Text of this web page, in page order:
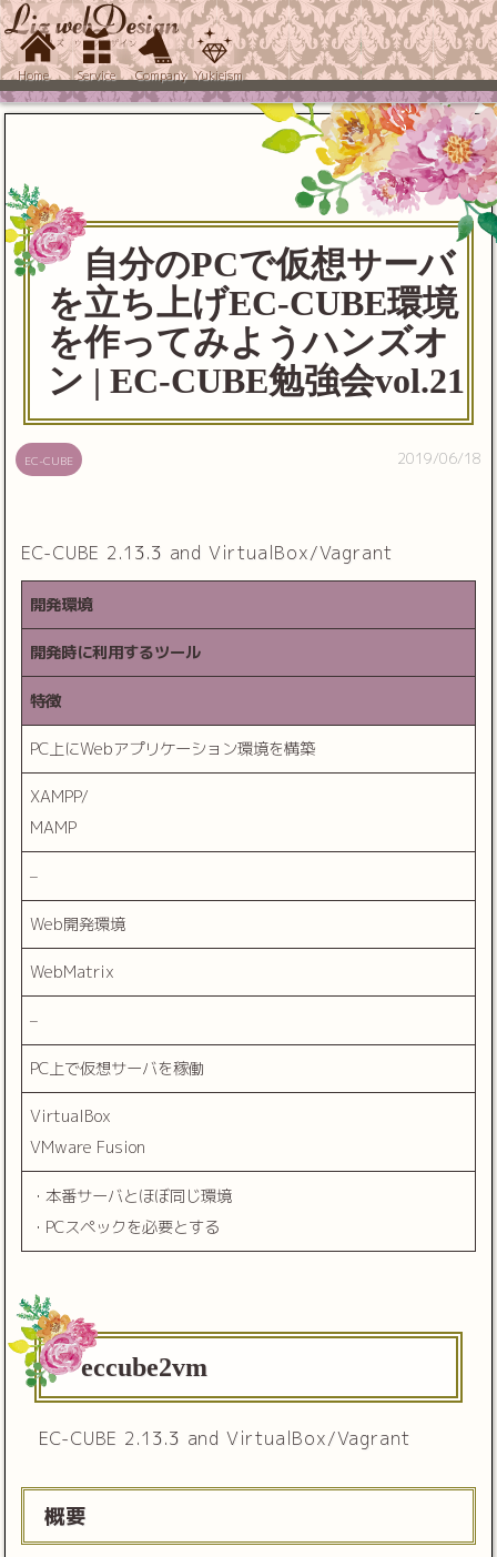
Home Service Company Yukieism
自分のPCで仮想サーバ
を立ち上げEC-CUBE環境
を作ってみようハンズオ
ン | EC-CUBE勉強会vol.21
EC-CUBE 2019/06/18
EC-CUBE 2.13.3 and VirtualBox/Vagrant
開発環境
開発時に利用するツール
特徴
PC上にWebアプリケーション環境を構築
XAMPP/
MAMP
–
Web開発環境
WebMatrix
–
PC上で仮想サーバを稼働
VirtualBox
VMware Fusion
・本番サーバとほぼ同じ環境
・PCスペックを必要とする
eccube2vm
EC-CUBE 2.13.3 and VirtualBox/Vagrant
概要